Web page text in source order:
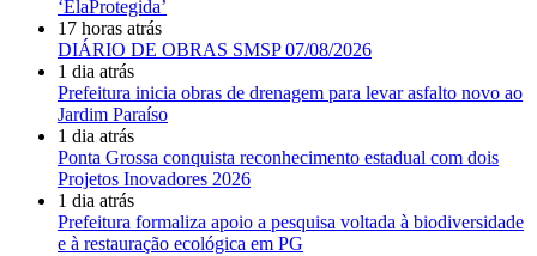
‘ElaProtegida’
17 horas atrás
DIÁRIO DE OBRAS SMSP 07/08/2026
1 dia atrás
Prefeitura inicia obras de drenagem para levar asfalto novo ao
Jardim Paraíso
1 dia atrás
Ponta Grossa conquista reconhecimento estadual com dois
Projetos Inovadores 2026
1 dia atrás
Prefeitura formaliza apoio a pesquisa voltada à biodiversidade
e à restauração ecológica em PG